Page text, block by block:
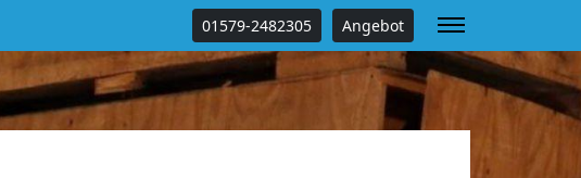
01579-2482305 Angebot